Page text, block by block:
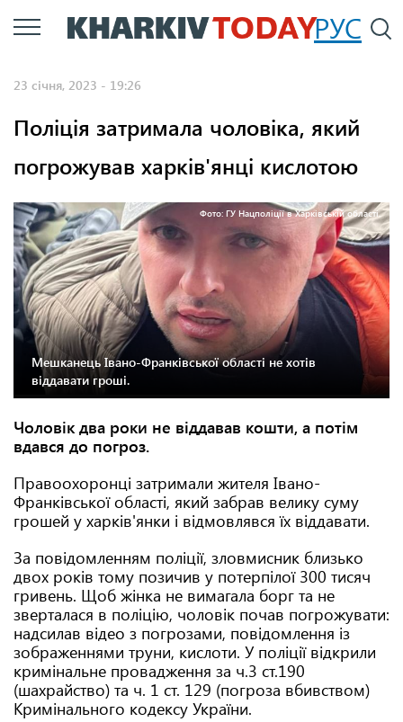
Перейти
до
РУС
23 січня, 2023 - 19:26
Поліція затримала чоловіка, який
погрожував харків'янці кислотою
Фото: ГУ Нацполіції в Харківській області.
Мешканець Івано-Франківської області не хотів
віддавати гроші.
Чоловік два роки не віддавав кошти, а потім
вдався до погроз.
Правоохоронці затримали жителя Івано-
Франківської області, який забрав велику суму
грошей у харків'янки і відмовлявся їх віддавати.
За повідомленням поліції, зловмисник близько
двох років тому позичив у потерпілої 300 тисяч
гривень. Щоб жінка не вимагала борг та не
зверталася в поліцію, чоловік почав погрожувати:
надсилав відео з погрозами, повідомлення із
зображеннями труни, кислоти. У поліції відкрили
кримінальне провадження за ч.3 ст.190
(шахрайство) та ч. 1 ст. 129 (погроза вбивством)
Кримінального кодексу України.